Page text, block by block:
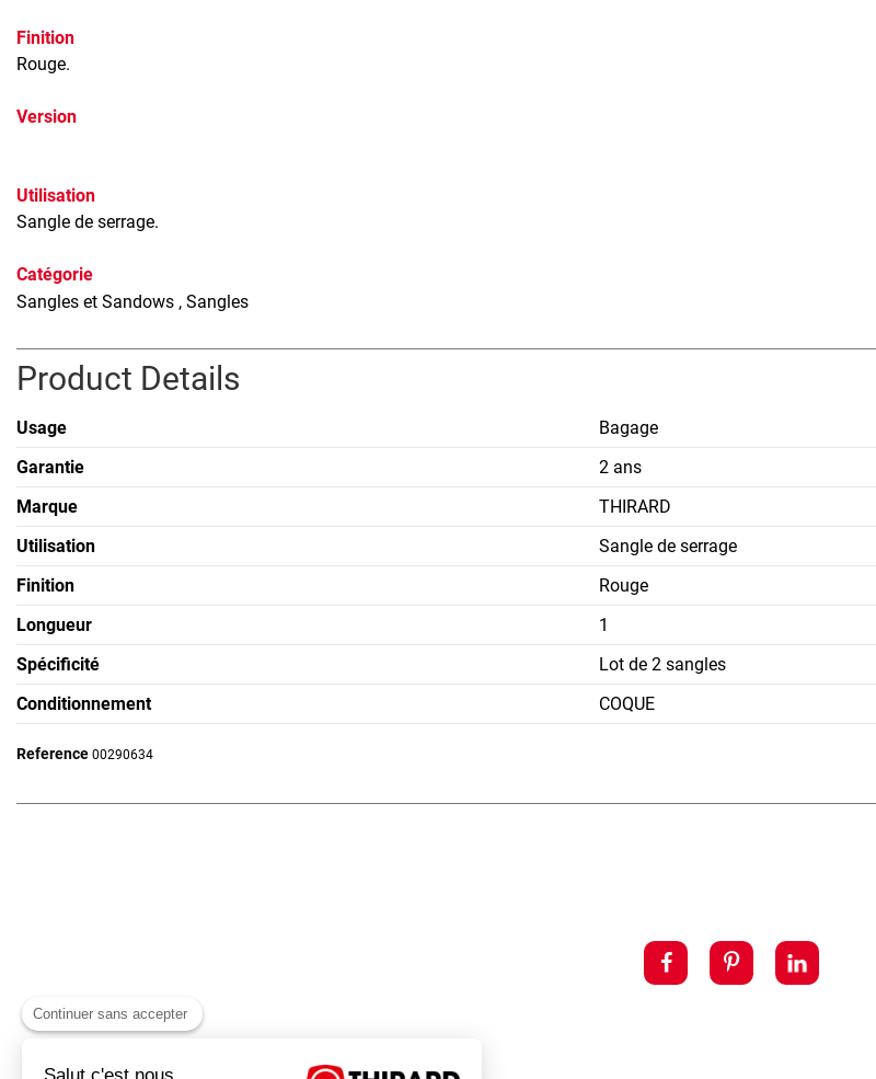
Finition
Rouge.
Version
Utilisation
Sangle de serrage.
Catégorie
Sangles et Sandows , Sangles
Product Details
Usage
Bagage
Garantie
2 ans
Marque
THIRARD
Utilisation
Sangle de serrage
Finition
Rouge
Longueur
1
Spécificité
Lot de 2 sangles
Conditionnement
COQUE
Reference 00290634
Continuer sans accepter